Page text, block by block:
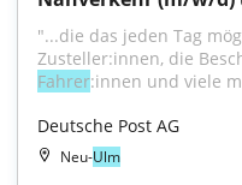
"...die das jeden Tag
Zusteller:innen, die
Fahrer:innen und viele
Deutsche Post AG
Neu-Ulm